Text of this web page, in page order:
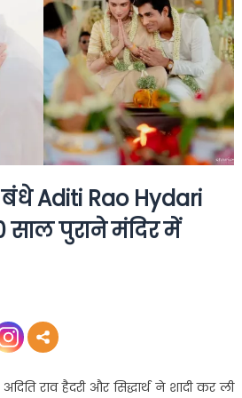
Aditi Rao Hydari
साल पुराने मंदिर में
राव हैदरी और सिद्धार्थ ने शादी कर ली